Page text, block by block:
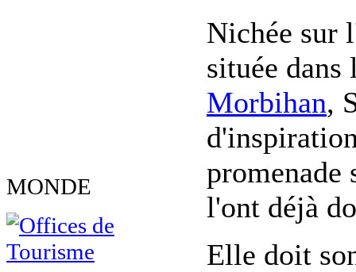
MONDE
Nichée sur
située
Morbihan,
promenade
l'ont déjà
Elle doit